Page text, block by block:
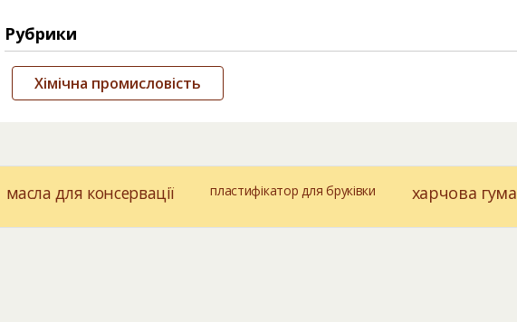
Рубрики
Хімічна промисловість
масла для консервації пластифікатор для бруківки харчова гума